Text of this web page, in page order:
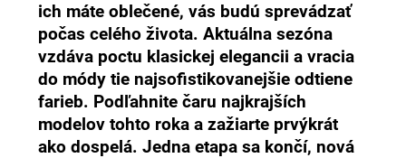
ich máte oblečené, vás budú sprevádzať
počas celého života. Aktuálna sezóna
vzdáva poctu klasickej elegancii a vracia
do módy tie najsofistikovanejšie odtiene
farieb. Podľahnite čaru najkrajších
modelov tohto roka a zažiarte prvýkrát
ako dospelá. Jedna etapa sa končí, nová